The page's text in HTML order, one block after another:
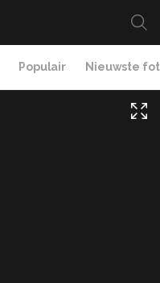
Populair Nieuwste